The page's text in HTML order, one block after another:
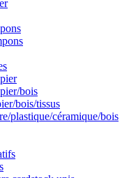
bois
bois/tissus
plastique/céramique/bois